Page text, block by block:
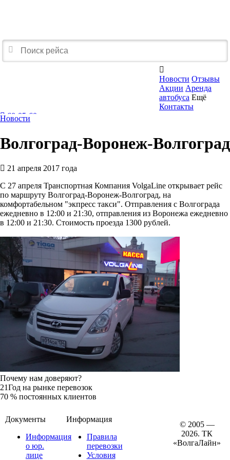

Новости Отзывы
Акции Аренда
автобуса Ещё
Контакты
60-05-60
Перезвоните мне
Новости
Волгоград-Воронеж-Волгоград
21 апреля 2017 года
С 27 апреля Транспортная Компания VolgaLine открывает рейс
по маршруту Волгоград-Воронеж-Волгоград, на
комфортабельном "экпресс такси". Отправления с Волгограда
ежедневно в 12:00 и 21:30, отправления из Воронежа ежедневно
в 12:00 и 21:30. Стоимость проезда 1300 рублей.
Почему нам доверяют?
21Год на рынке перевозок
70 % постоянных клиентов
Документы
Информация
о юр.
лице
Информация
Правила
перевозки
Условия
© 2005 —
2026. ТК
«ВолгаЛайн»